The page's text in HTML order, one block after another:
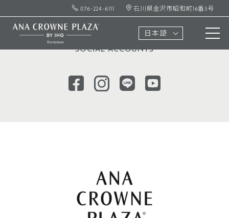
076-224-6111 石川県金沢市昭和町16番3号
日本語
ソーシャル アカウント
SOCIAL ACCOUNTS